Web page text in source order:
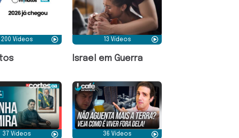
200 Vídeos 13 Vídeos
Israel em Guerra
37 Vídeos 36 Vídeos